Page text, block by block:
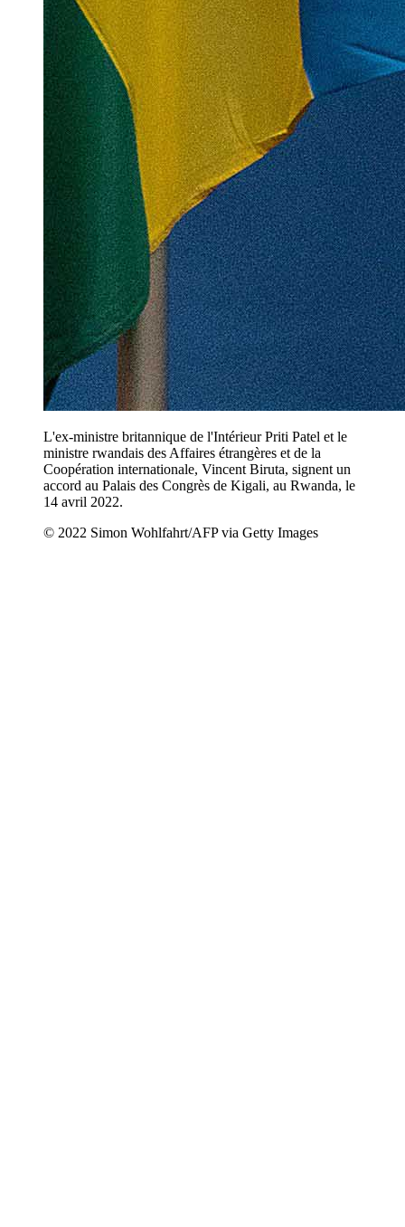
L'ex-ministre britannique de l'Intérieur Priti Patel et le
ministre rwandais des Affaires étrangères et de la
Coopération internationale, Vincent Biruta, signent un
accord au Palais des Congrès de Kigali, au Rwanda, le
14 avril 2022.
© 2022 Simon Wohlfahrt/AFP via Getty Images